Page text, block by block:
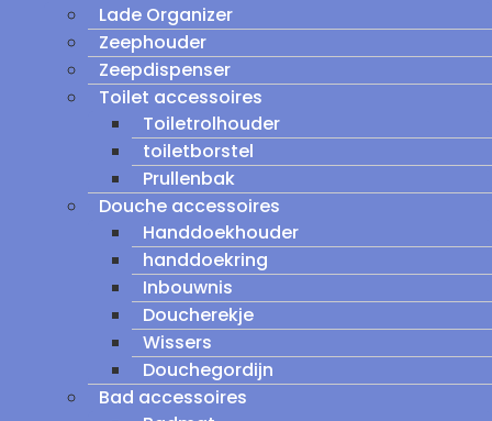
Lade Organizer
Zeephouder
Zeepdispenser
Toilet accessoires
Toiletrolhouder
toiletborstel
Prullenbak
Douche accessoires
Handdoekhouder
handdoekring
Inbouwnis
Doucherekje
Wissers
Douchegordijn
Bad accessoires